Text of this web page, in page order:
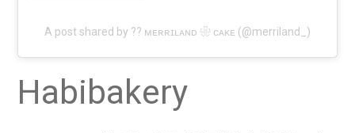
A post shared by ?? ᴍᴇʀʀɪʟᴀɴᴅ ❀ ᴄᴀᴋᴇ (@merriland_)
Habibakery